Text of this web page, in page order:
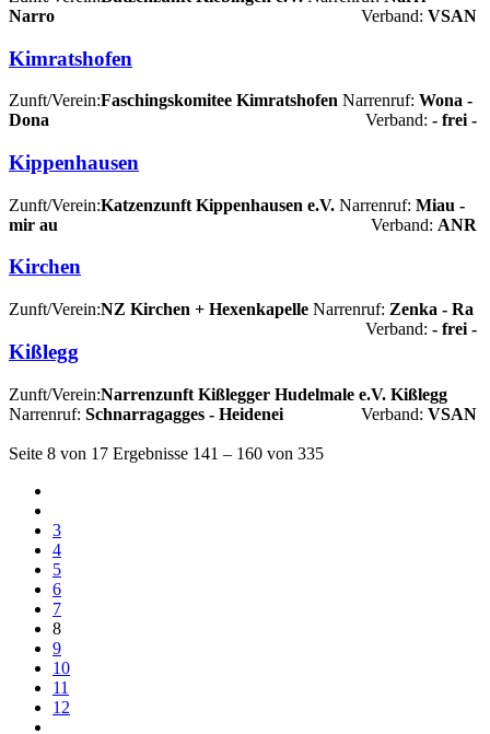
Narro
Verband: VSAN
Kimratshofen
Zunft/Verein:Faschingskomitee Kimratshofen Narrenruf: Wona -
Dona
Verband: - frei -
Kippenhausen
Zunft/Verein:Katzenzunft Kippenhausen e.V. Narrenruf: Miau -
mir au
Verband: ANR
Kirchen
Zunft/Verein:NZ Kirchen + Hexenkapelle Narrenruf: Zenka - Ra
Verband: - frei -
Kißlegg
Zunft/Verein:Narrenzunft Kißlegger Hudelmale e.V. Kißlegg
Narrenruf: Schnarragagges - Heidenei Verband: VSAN
Seite 8 von 17 Ergebnisse 141 – 160 von 335
3
4
5
6
7
8
9
10
11
12